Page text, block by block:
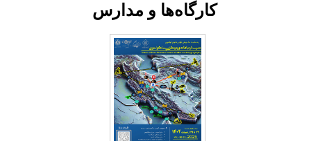
کارگاه‌ها و مدارس